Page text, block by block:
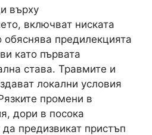
върху
включват ниската
обяснява предилекцията
като първата
става. Травмите и
локални условия
промени в
дори в посока
предизвикат пристъп